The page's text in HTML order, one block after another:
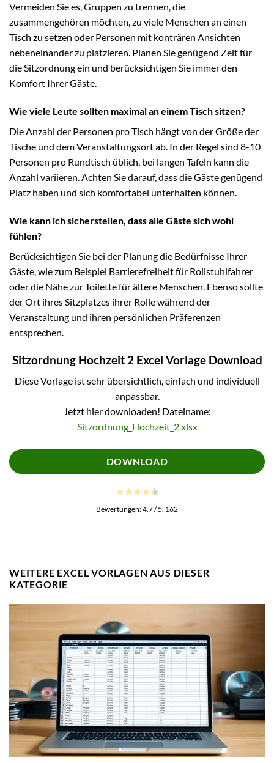
Vermeiden Sie es, Gruppen zu trennen, die
zusammengehören möchten, zu viele Menschen an einen
Tisch zu setzen oder Personen mit konträren Ansichten
nebeneinander zu platzieren. Planen Sie genügend Zeit für
die Sitzordnung ein und berücksichtigen Sie immer den
Komfort Ihrer Gäste.
Wie viele Leute sollten maximal an einem Tisch sitzen?
Die Anzahl der Personen pro Tisch hängt von der Größe der
Tische und dem Veranstaltungsort ab. In der Regel sind 8-10
Personen pro Rundtisch üblich, bei langen Tafeln kann die
Anzahl variieren. Achten Sie darauf, dass die Gäste genügend
Platz haben und sich komfortabel unterhalten können.
Wie kann ich sicherstellen, dass alle Gäste sich wohl
fühlen?
Berücksichtigen Sie bei der Planung die Bedürfnisse Ihrer
Gäste, wie zum Beispiel Barrierefreiheit für Rollstuhlfahrer
oder die Nähe zur Toilette für ältere Menschen. Ebenso sollte
der Ort ihres Sitzplatzes ihrer Rolle während der
Veranstaltung und ihren persönlichen Präferenzen
entsprechen.
Sitzordnung Hochzeit 2 Excel Vorlage Download
Diese Vorlage ist sehr übersichtlich, einfach und individuell
anpassbar.
Jetzt hier downloaden! Dateiname:
Sitzordnung_Hochzeit_2.xlsx
DOWNLOAD
Bewertungen:4.7/ 5. 162
WEITERE EXCEL VORLAGEN AUS DIESER
KATEGORIE